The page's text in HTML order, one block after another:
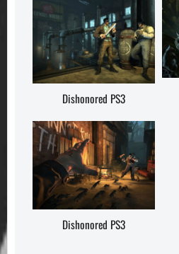
Dishonored PS3
Dishonored PS3